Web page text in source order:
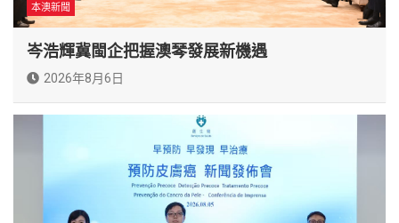
本澳新聞
岑浩輝冀閩企把握澳琴發展新機遇
2026年8月6日